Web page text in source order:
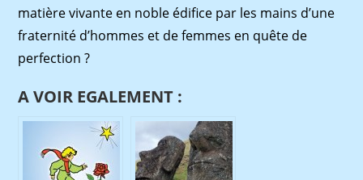
matière vivante en noble édifice par les mains d’une
fraternité d’hommes et de femmes en quête de
perfection ?
A VOIR EGALEMENT :